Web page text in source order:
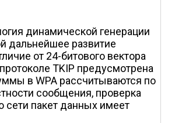
динамической генерации
дальнейшее развитие
от 24-битового вектора
TKIP предусмотрена
в WPA рассчитываются по
сообщения, проверка
сети пакет данных имеет